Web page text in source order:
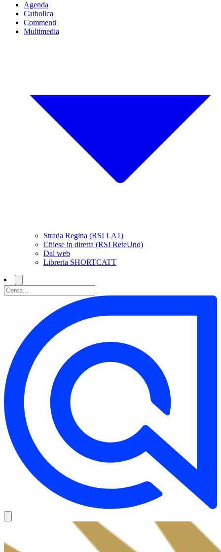
Agenda
Catholica
Commenti
Multimedia
Strada Regina (RSI LA1)
Chiese in diretta (RSI ReteUno)
Dal web
Libreria SHORTCATT